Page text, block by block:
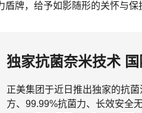
牌，给予如影随形的关怀与保
独家抗菌奈米技术
正美集团于近日推出独家的抗
方、99.99%抗菌力、长效安全